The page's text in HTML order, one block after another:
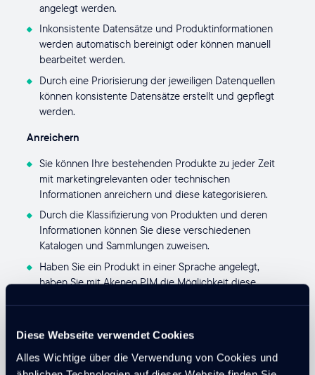
Diese Webseite verwendet Cookies
Alles Wichtige über die Verwendung von Cookies und
angelegt werden.
Inkonsistente Datensätze und Produktinformationen
werden automatisch bereinigt oder können manuell
bearbeitet werden.
Durch eine Priorisierung der jeweiligen Datenquellen
können konsistente Datensätze erstellt und gepflegt
werden.
Anreichern
Sie können Ihre bestehenden Produkte zu jeder Zeit
mit marketingrelevanten oder technischen
Informationen anreichern und diese kategorisieren.
Durch die Klassifizierung von Produkten und deren
Informationen können Sie diese verschiedenen
Katalogen und Sammlungen zuweisen.
Haben Sie ein Produkt in einer Sprache angelegt,
haben Sie mit Akeneo PIM die Möglichkeit diese
und Prüfintervalle und Workflows festlegen.
Mit Akeneo können Sie bestehende Daten auf
Aktualität, Vollständigkeit und Redundanz kontrollieren.